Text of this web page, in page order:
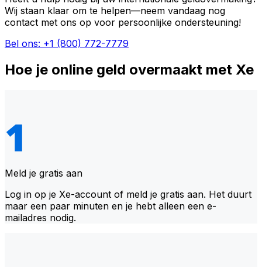
Wij staan klaar om te helpen—neem vandaag nog
contact met ons op voor persoonlijke ondersteuning!
Bel ons: +1 (800) 772-7779
Hoe je online geld overmaakt met Xe
Meld je gratis aan
Log in op je Xe-account of meld je gratis aan. Het duurt
maar een paar minuten en je hebt alleen een e-
mailadres nodig.